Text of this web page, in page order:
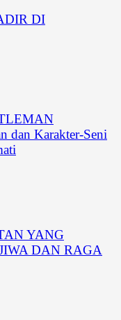
DI
dan Karakter-Seni
YANG
DAN RAGA